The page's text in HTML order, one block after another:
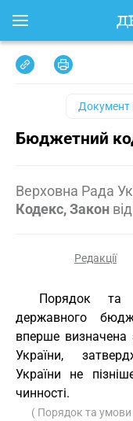
Документ
Бюджетний
Верховна Рада
Кодекс, Закон від
Редакції
Порядок та
державного
вперше
України,
України не
чинності.
( Порядок та умови